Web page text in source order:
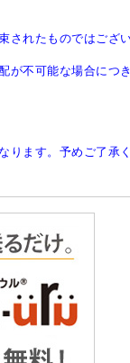
れたものではござ
不可能な場合につ
ます。予めご了承く